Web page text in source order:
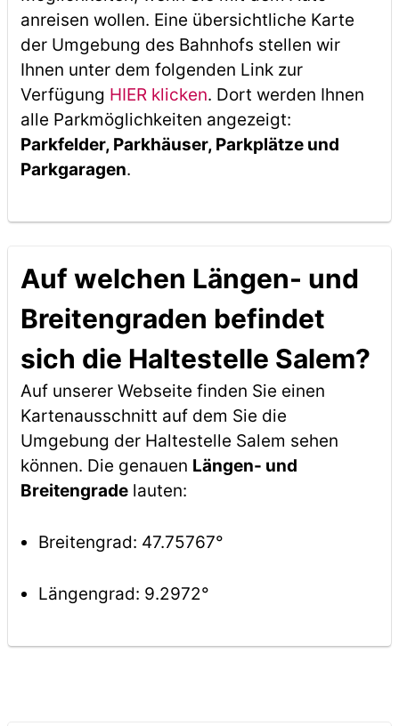
anreisen wollen. Eine übersichtliche Karte
der Umgebung des Bahnhofs stellen wir
Ihnen unter dem folgenden Link zur
Verfügung HIER klicken. Dort werden Ihnen
alle Parkmöglichkeiten angezeigt:
Parkfelder, Parkhäuser, Parkplätze und
Parkgaragen.
Auf welchen Längen- und
Breitengraden befindet
sich die Haltestelle Salem?
Auf unserer Webseite finden Sie einen
Kartenausschnitt auf dem Sie die
Umgebung der Haltestelle Salem sehen
können. Die genauen Längen- und
Breitengradelauten:
Breitengrad: 47.75767°
Längengrad: 9.2972°